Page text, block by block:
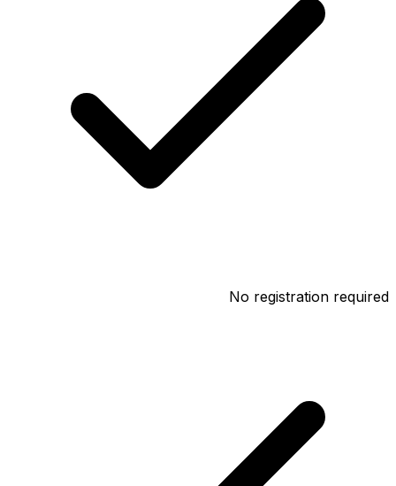
No registration required